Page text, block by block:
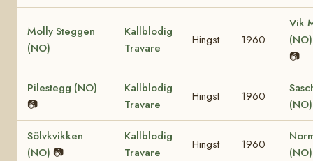
Molly Steggen
(NO)
Kallblodig
Travare
Hingst 1960
Vik
📷
Pilestegg (NO)
📷
Kallblodig
Travare
Hingst 1960
(NO)
Sölvkvikken
(NO) 📷
Kallblodig
Travare
Hingst 1960